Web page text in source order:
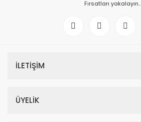
Fırsatları yakalayın..
İLETİŞİM
ÜYELİK